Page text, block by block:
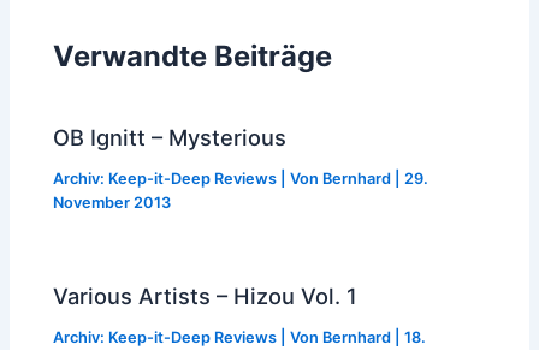
Verwandte Beiträge
OB Ignitt – Mysterious
Archiv: Keep-it-Deep Reviews | Von Bernhard
29.
November 2013
Various Artists – Hizou Vol. 1
Archiv: Keep-it-Deep Reviews | Von Bernhard |18.